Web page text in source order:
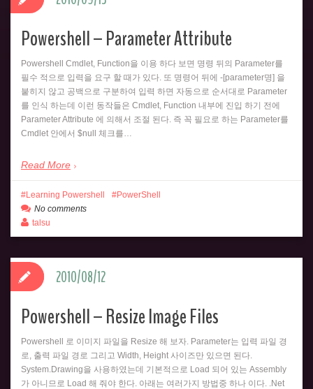
Powershell – Parameter Attribute
Powershell Cmdlet, Function을 이용 하다 보면 명령 뒤의 Parameter를
필수 적으로 입력을 요구 할 때가 있다. 또 명령어 뒤에 -[parameter명] 을
붙히지 않고 공백으로 구분하여 입력 하면 자동으로 순서대로 Parameter
를 인식 하는데 이런 동작들은 Cmdlet, Function 내부에 진입 하기 전에
Parameter Attribute 에 의해서 조절 된다. 즉 꼭 필요로 하는 Parameter를
Cmdlet 안에서 $null 체크를…
Read More
Learning Powershell
PowerShell
No comments
talsu
Powershell – Resize Image Files
Powershell 로 이미지 파일을 Resize 해 보자. Parameter는 입력 파일 경
로, 출력 파일 경로 그리고 Width, Height 사이즈만 있으면 된다.
System.Drawing을 사용하였는데 기본적으로 Load 되어 있는 Assembly
가 아니므로 Load 해 줘야 한다. 아래는 여러가지 방법중 하나 이다. .Net
2010/08/12